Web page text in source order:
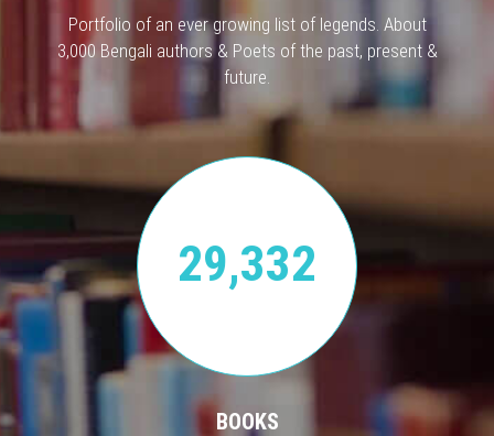
Portfolio of an ever growing list of legends. About
3,000 Bengali authors & Poets of the past, present &
future.
29,332
BOOKS